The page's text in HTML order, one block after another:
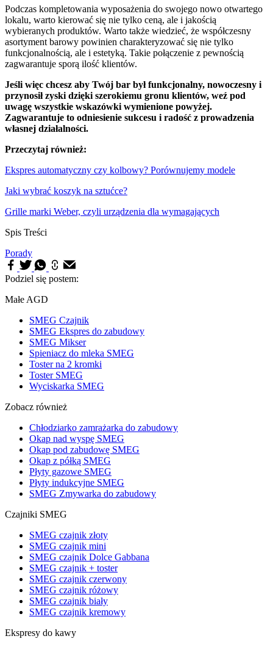
Podczas kompletowania wyposażenia do swojego nowo otwartego
lokalu, warto kierować się nie tylko ceną, ale i jakością
wybieranych produktów. Warto także wiedzieć, że współczesny
asortyment barowy powinien charakteryzować się nie tylko
funkcjonalnością, ale i estetyką. Takie połączenie z pewnością
zagwarantuje sporą ilość klientów.
Jeśli więc chcesz aby Twój bar był funkcjonalny, nowoczesny i
przynosił zyski dzięki szerokiemu gronu klientów, weź pod
uwagę wszystkie wskazówki wymienione powyżej.
Zagwarantuje to odniesienie sukcesu i radość z prowadzenia
własnej działalności.
Przeczytaj również:
Ekspres automatyczny czy kolbowy? Porównujemy modele
Jaki wybrać koszyk na sztućce?
Grille marki Weber, czyli urządzenia dla wymagających
Spis Treści
Porady
Podziel się postem:
Małe AGD
SMEG Czajnik
SMEG Ekspres do zabudowy
SMEG Mikser
Spieniacz do mleka SMEG
Toster na 2 kromki
Toster SMEG
Wyciskarka SMEG
Zobacz również
Chłodziarko zamrażarka do zabudowy
Okap nad wyspę SMEG
Okap pod zabudowę SMEG
Okap z półką SMEG
Płyty gazowe SMEG
Płyty indukcyjne SMEG
SMEG Zmywarka do zabudowy
Czajniki SMEG
SMEG czajnik złoty
SMEG czajnik mini
SMEG czajnik Dolce Gabbana
SMEG czajnik + toster
SMEG czajnik czerwony
SMEG czajnik różowy
SMEG czajnik biały
SMEG czajnik kremowy
Ekspresy do kawy